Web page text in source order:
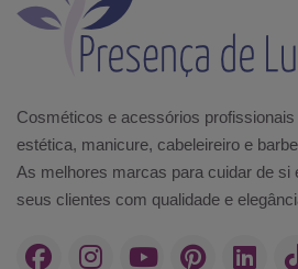
Cosméticos e acessórios profissionais
estética, manicure, cabeleireiro e
As melhores marcas para cuidar de si
seus clientes com qualidade e